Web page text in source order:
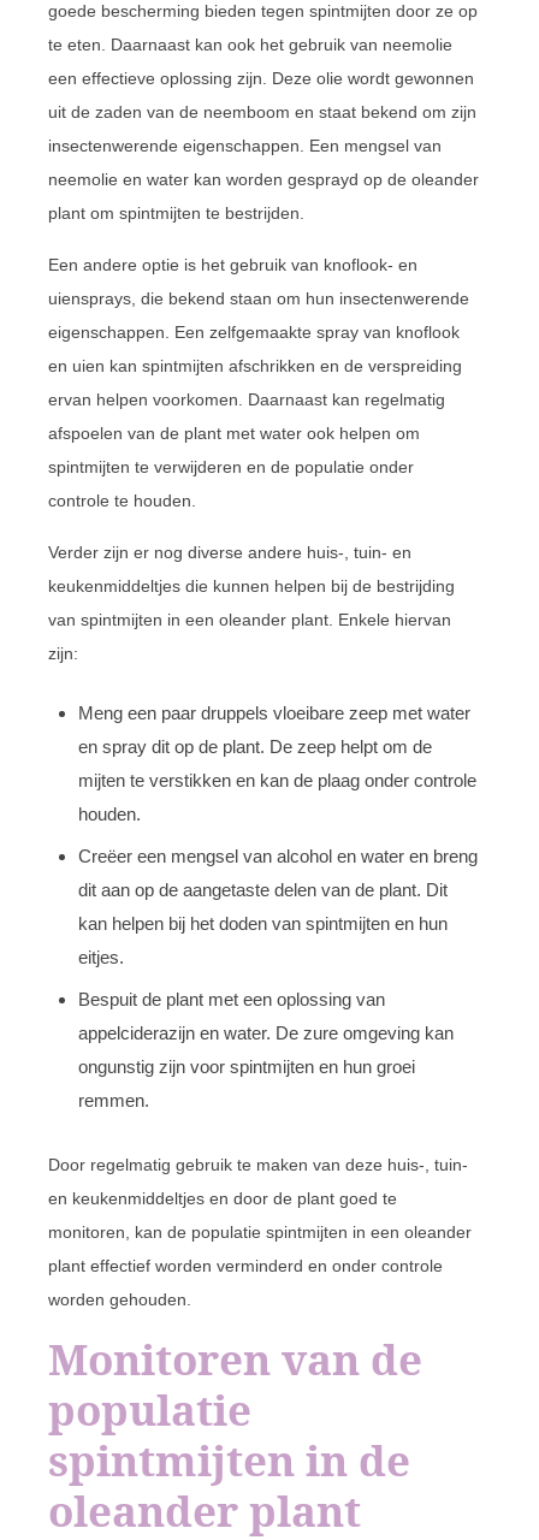
goede bescherming bieden tegen spintmijten door ze op
te eten. Daarnaast kan ook het gebruik van neemolie
een effectieve oplossing zijn. Deze olie wordt gewonnen
uit de zaden van de neemboom en staat bekend om zijn
insectenwerende eigenschappen. Een mengsel van
neemolie en water kan worden gesprayd op de oleander
plant om spintmijten te bestrijden.
Een andere optie is het gebruik van knoflook- en
uiensprays, die bekend staan om hun insectenwerende
eigenschappen. Een zelfgemaakte spray van knoflook
en uien kan spintmijten afschrikken en de verspreiding
ervan helpen voorkomen. Daarnaast kan regelmatig
afspoelen van de plant met water ook helpen om
spintmijten te verwijderen en de populatie onder
controle te houden.
Verder zijn er nog diverse andere huis-, tuin- en
keukenmiddeltjes die kunnen helpen bij de bestrijding
van spintmijten in een oleander plant. Enkele hiervan
zijn:
Meng een paar druppels vloeibare zeep met water
en spray dit op de plant. De zeep helpt om de
mijten te verstikken en kan de plaag onder controle
houden.
Creëer een mengsel van alcohol en water en breng
dit aan op de aangetaste delen van de plant. Dit
kan helpen bij het doden van spintmijten en hun
eitjes.
Bespuit de plant met een oplossing van
appelciderazijn en water. De zure omgeving kan
ongunstig zijn voor spintmijten en hun groei
remmen.
Door regelmatig gebruik te maken van deze huis-, tuin-
en keukenmiddeltjes en door de plant goed te
monitoren, kan de populatie spintmijten in een oleander
plant effectief worden verminderd en onder controle
worden gehouden.
Monitoren van de
populatie
spintmijten in de
oleander plant